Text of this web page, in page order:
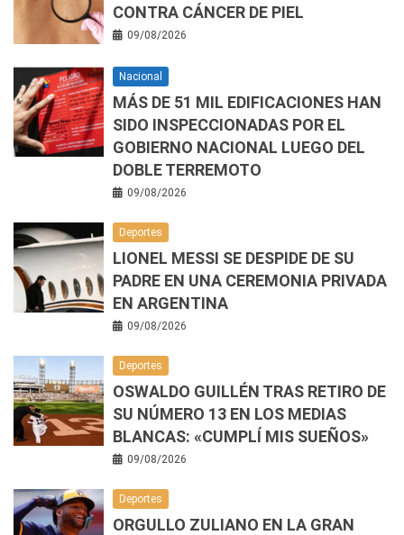
CONTRA CÁNCER DE PIEL
09/08/2026
Nacional
MÁS DE 51 MIL EDIFICACIONES HAN
SIDO INSPECCIONADAS POR EL
GOBIERNO NACIONAL LUEGO DEL
DOBLE TERREMOTO
09/08/2026
Deportes
LIONEL MESSI SE DESPIDE DE SU
PADRE EN UNA CEREMONIA PRIVADA
EN ARGENTINA
09/08/2026
Deportes
OSWALDO GUILLÉN TRAS RETIRO DE
SU NÚMERO 13 EN LOS MEDIAS
BLANCAS: «CUMPLÍ MIS SUEÑOS»
09/08/2026
Deportes
ORGULLO ZULIANO EN LA GRAN